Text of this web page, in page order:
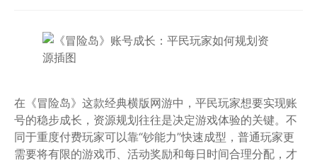
在《冒险岛》这款经典横版网游中，平民玩家想要实现账
号的稳步成长，资源规划往往是决定游戏体验的关键。不
同于重度付费玩家可以靠“钞能力”快速成型，普通玩家更
需要将有限的游戏币、活动奖励和每日时间合理分配，才